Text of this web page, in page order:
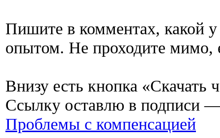
Пишите в комментах, какой
опытом. Не проходите мимо,
Внизу есть кнопка «Скачать
Ссылку оставлю в подписи
Проблемы с компенсацией